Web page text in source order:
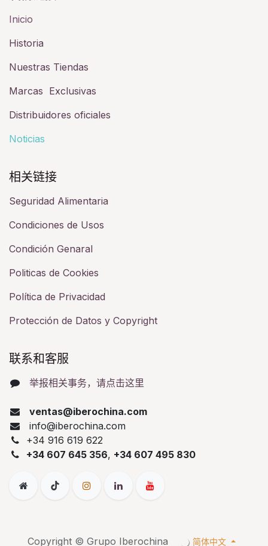
Inicio
Historia​
Nuestras Tiendas
Marcas Exclusivas
Distribuidores oficiales
Noticias
相关链接​
Seguridad Alimentaria
Condiciones de Usos
Condición Genaral
Politicas de Cookies
Política de Privacidad
Protección de Datos y Copyright
联系和客服​
举报相关事务，请点击这里
ventas@iberochina.com
info@iberochina.com
+34 916 619 622
+34 607 645 356, +34 607 495 830
Copyright © Grupo Iberochina 简体中文